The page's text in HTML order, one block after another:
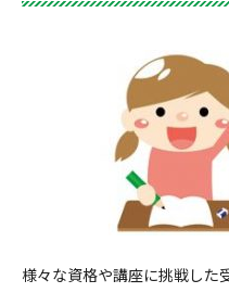
様々な資格や講座に挑戦した